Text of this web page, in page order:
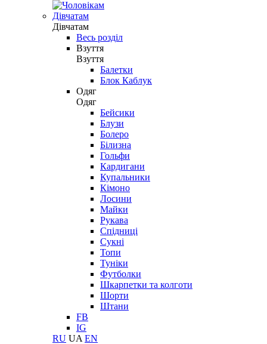
Дівчатам
Дівчатам
Весь розділ
Взуття
Взуття
Балетки
Блок Каблук
Одяг
Одяг
Бейсики
Блузи
Болеро
Білизна
Гольфи
Кардигани
Купальники
Кімоно
Лосини
Майки
Рукава
Спідниці
Сукні
Топи
Туніки
Футболки
Шкарпетки та колготи
Шорти
Штани
FB
IG
RU UA EN